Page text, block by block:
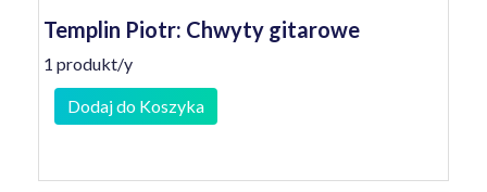
Templin Piotr: Chwyty gitarowe
1 produkt/y
Dodaj do Koszyka